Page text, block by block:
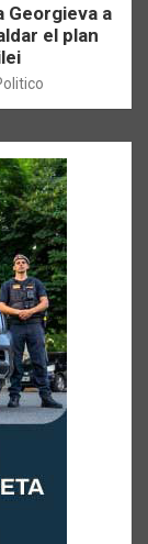
Georgieva a
el plan